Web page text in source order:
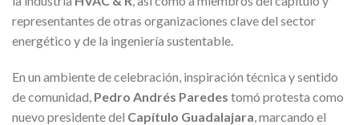
representantes de otras organizaciones clave del sector
energético y de la ingeniería sustentable.
En un ambiente de celebración, inspiración técnica y sentido
de comunidad, Pedro Andrés Paredes tomó protesta como
nuevo presidente del Capítulo Guadalajara, marcando el